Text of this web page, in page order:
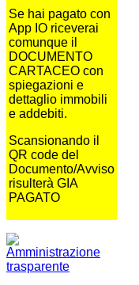
Se hai pagato con
App IO riceverai
comunque il
DOCUMENTO
CARTACEO con
spiegazioni e
dettaglio immobili
e addebiti.
Scansionando il
QR code del
Documento/Avviso
risulterà GIA
PAGATO